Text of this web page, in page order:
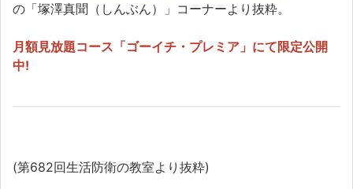
の「塚澤真聞（しんぶん）」コーナーより抜粋。
月額見放題コース「ゴーイチ・プレミア」にて限定公開
中!
(第682回生活防衛の教室より抜粋)